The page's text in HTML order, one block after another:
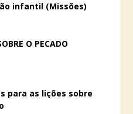
infantil (Missões)
O PECADO
para as lições sobre